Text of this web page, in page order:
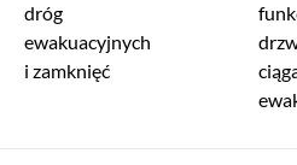
dróg
ewakuacyjnych
i zamknięć